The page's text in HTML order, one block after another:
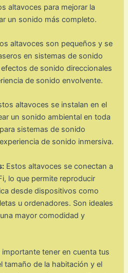
altavoces para mejorar la
un sonido más completo.
altavoces son pequeños y se
en sistemas de sonido
de sonido direccionales
de sonido envolvente.
altavoces se instalan en el
un sonido ambiental en toda
sistemas de sonido
de sonido inmersiva.
Estos altavoces se conectan a
lo que permite reproducir
desde dispositivos como
u ordenadores. Son ideales
mayor comodidad y
tener en cuenta tus
tamaño de la habitación y el